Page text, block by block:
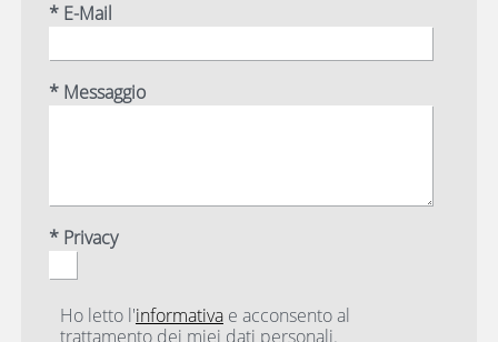
* E-Mail
* Messaggio
* Privacy
Ho letto l'informativae acconsento al
trattamento dei miei dati personali.